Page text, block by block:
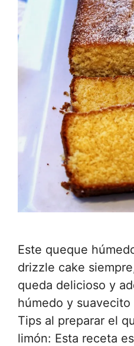
Este queque
drizzle cake
queda delicioso y
húmedo y
Tips al preparar el
limón: Esta receta